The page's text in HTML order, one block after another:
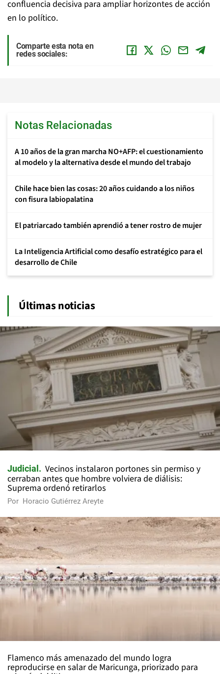
confluencia decisiva para ampliar horizontes de acción
en lo político.
Comparte esta nota en
redes sociales:
Notas Relacionadas
A 10 años de la gran marcha NO+AFP: el cuestionamiento
al modelo y la alternativa desde el mundo del trabajo
Chile hace bien las cosas: 20 años cuidando a los niños
con fisura labiopalatina
El patriarcado también aprendió a tener rostro de mujer
La Inteligencia Artificial como desafío estratégico para el
desarrollo de Chile
Últimas noticias
Judicial
Vecinos instalaron portones sin permiso y
cerraban antes que hombre volviera de diálisis:
Suprema ordenó retirarlos
Por Horacio Gutiérrez Areyte
Flamenco más amenazado del mundo logra
reproducirse en salar de Maricunga, priorizado para